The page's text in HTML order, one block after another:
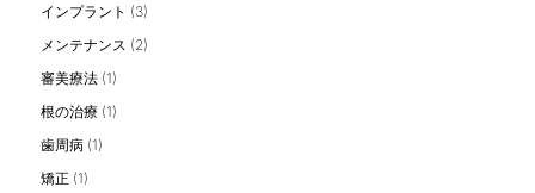
インプラント (3)
メンテナンス (2)
審美療法 (1)
根の治療 (1)
歯周病 (1)
矯正 (1)